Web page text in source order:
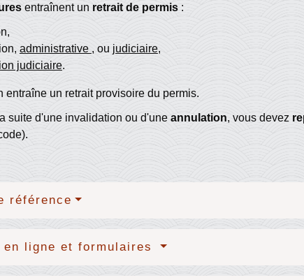
entraînent un retrait de permis:
administrative , ou judiciaire,
judiciaire.
entraîne un retrait provisoire du permis.
suite d'une invalidation ou d'une annulation, vous devez
référence
en ligne et formulaires